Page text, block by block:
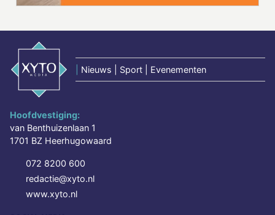
Nieuws | Sport | Evenementen
Hoofdvestiging:
van Benthuizenlaan 1
1701 BZ Heerhugowaard
072 8200 600
redactie@xyto.nl
www.xyto.nl